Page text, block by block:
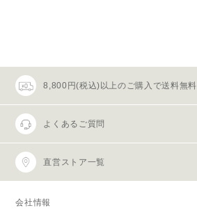
8,800円(税込)以上のご購入で送料無料
よくあるご質問
直営ストア一覧
会社情報